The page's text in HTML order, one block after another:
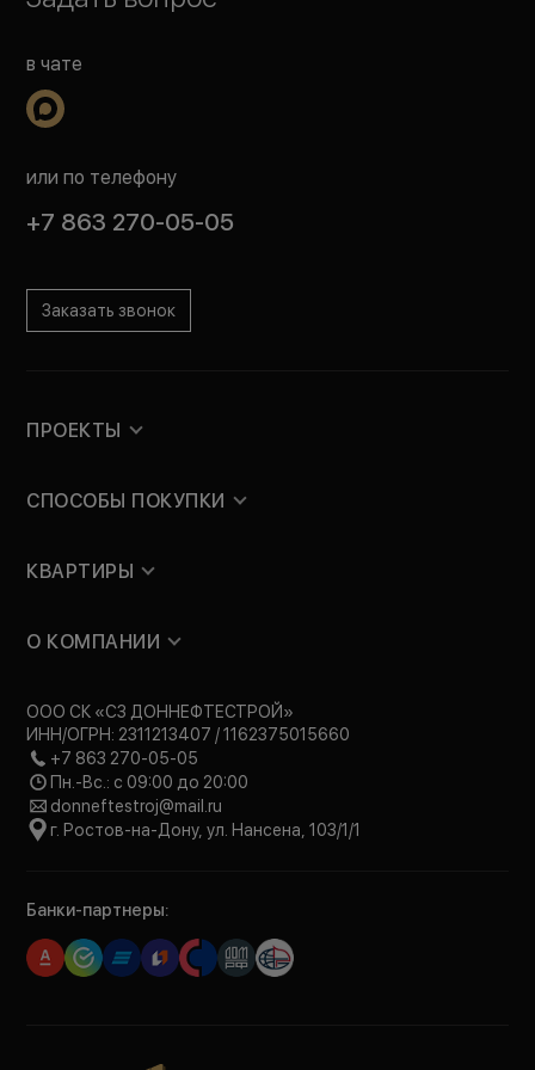
в чате
или по телефону
+7 863 270-05-05
Заказать звонок
ПРОЕКТЫ
СПОСОБЫ ПОКУПКИ
КВАРТИРЫ
О КОМПАНИИ
ООО СК «СЗ ДОННЕФТЕСТРОЙ»
ИНН/ОГРН: 2311213407 / 1162375015660
+7 863 270-05-05
Пн.-Вс.: с 09:00 до 20:00
donneftestroj@mail.ru
г. Ростов-на-Дону, ул. Нансена, 103/1/1
Банки-партнеры: